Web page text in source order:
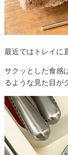
最近ではトレイに
サクッとした食感
るような見た目が